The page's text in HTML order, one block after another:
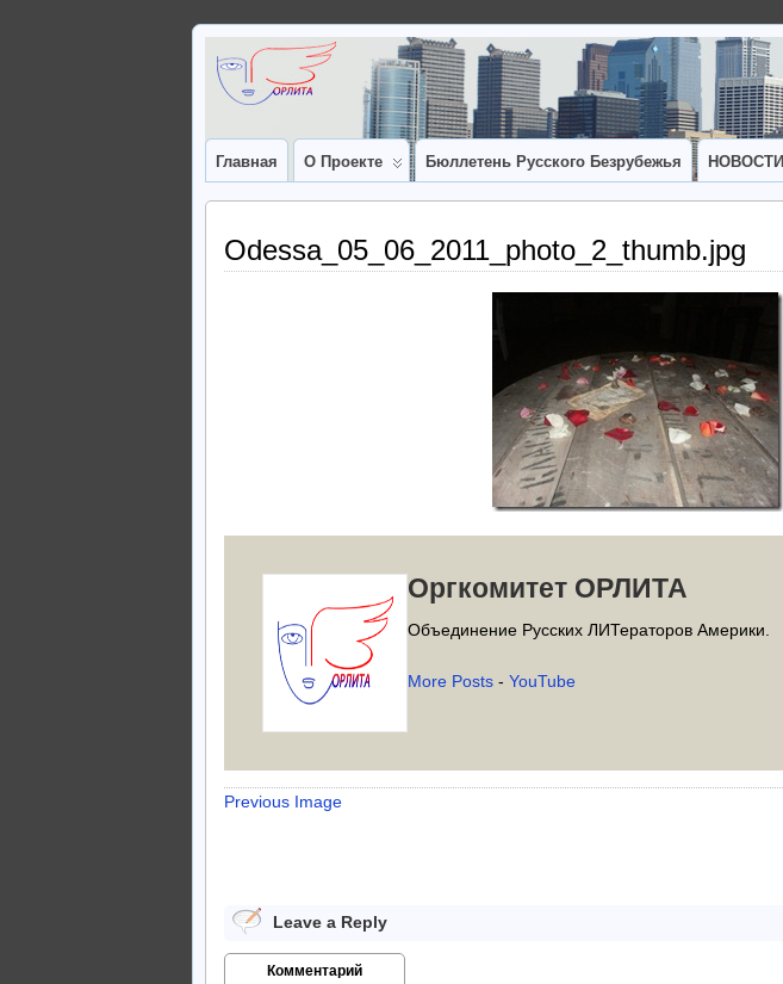
Главная О Проекте Бюллетень Русского Безрубежья НОВОСТИ
Odessa_05_06_2011_photo_2_thumb.jpg
Оргкомитет ОРЛИТА
Объединение Русских ЛИТераторов Америки.
More Posts - YouTube
Previous Image
Leave a Reply
Комментарий